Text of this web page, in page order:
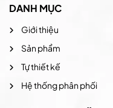
DANH MỤC
Giới thiệu
Sản phẩm
Tự thiết kế
Hệ thống phân phối